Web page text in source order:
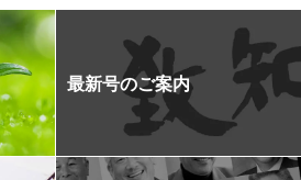
最新号のご案内